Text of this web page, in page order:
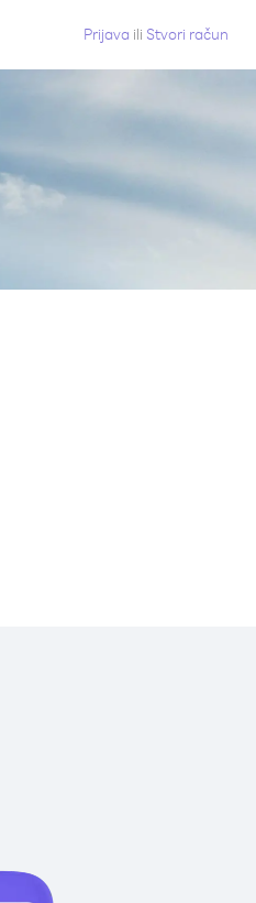
Prijava ili Stvori račun